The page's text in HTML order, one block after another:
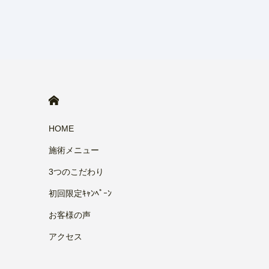
HOME
施術メニュー
3つのこだわり
初回限定ｷｬﾝﾍﾟｰﾝ
お客様の声
アクセス